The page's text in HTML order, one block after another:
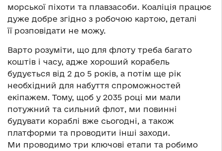
морської піхоти та плавзасоби. Коаліція працює
дуже добре згідно з робочою картою, деталі
її розповідати не можу.
Варто розуміти, що для флоту треба багато
коштів і часу, адже хороший корабель
будується від 2 до 5 років, а потім ще рік
необхідний для набуття спроможностей
екіпажем. Тому, щоб у 2035 році ми мали
потужний та сильний флот, ми повинні
будувати кораблі вже сьогодні, а також
платформи та проводити інші заходи.
Ми проводимо три ключові етапи та робимо